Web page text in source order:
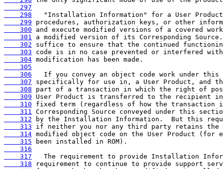
    297
    298
    299
    300
    301
    302
    303
    304
    305
    306
    307
    308
    309
    310
    311
    312
    313
    314
    315
    316
    317
    318